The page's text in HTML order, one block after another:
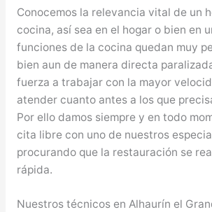
Conocemos la relevancia vital de un
cocina, así sea en el hogar o bien en
funciones de la cocina quedan muy
bien aun de manera directa
fuerza a trabajar con la mayor
atender cuanto antes a los que
Por ello damos siempre y en todo
cita libre con uno de nuestros
procurando que la restauración se
rápida.
Nuestros técnicos en Alhaurín el